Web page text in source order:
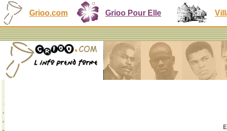
Grioo.com Grioo Pour Elle